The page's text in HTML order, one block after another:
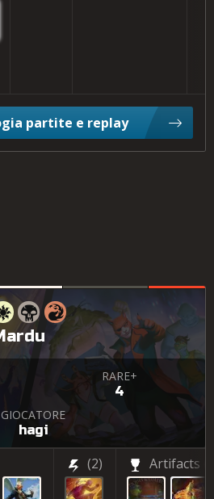
partite e replay
RARE+
4
GIOCATORE
hagi
(2) Artifacts